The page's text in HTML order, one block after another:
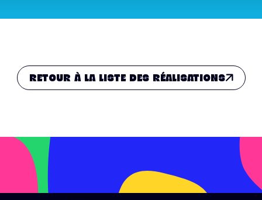
RETOUR À LA LISTE DES RÉALISATIONS